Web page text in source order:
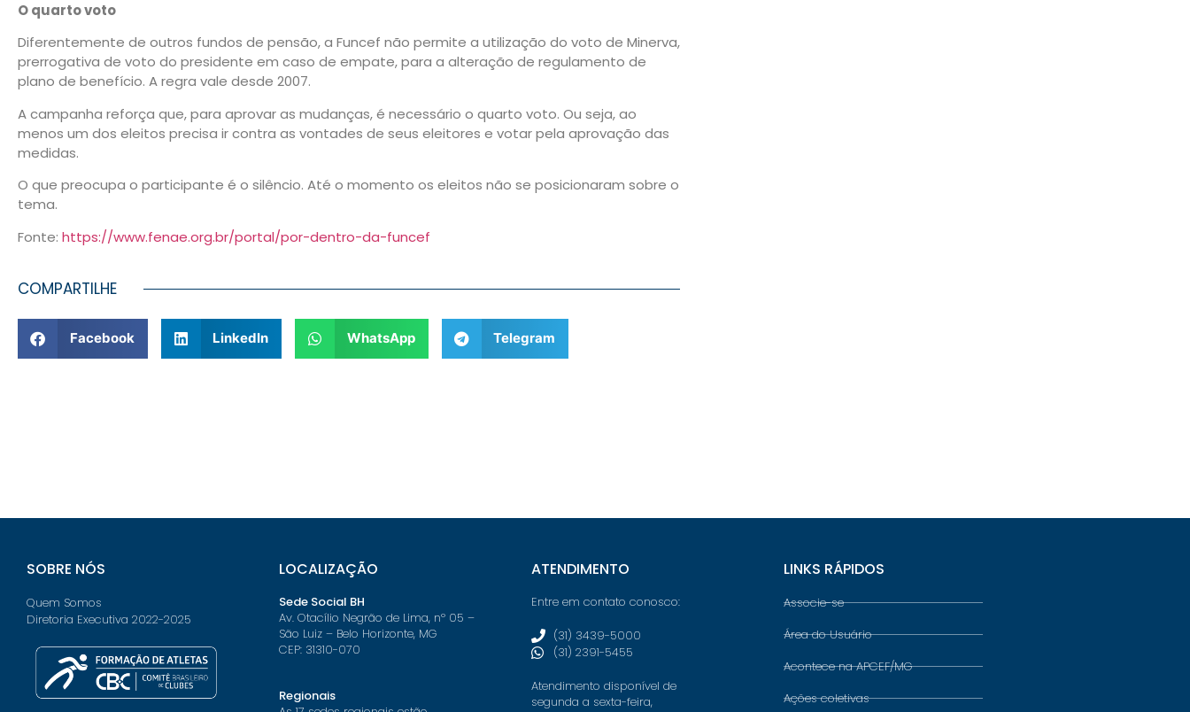
O quarto voto
Diferentemente de outros fundos de pensão, a Funcef não permite a utilização do voto de Minerva,
prerrogativa de voto do presidente em caso de empate, para a alteração de regulamento de
plano de benefício. A regra vale desde 2007.
A campanha reforça que, para aprovar as mudanças, é necessário o quarto voto. Ou seja, ao
menos um dos eleitos precisa ir contra as vontades de seus eleitores e votar pela aprovação das
medidas.
O que preocupa o participante é o silêncio. Até o momento os eleitos não se posicionaram sobre o
tema.
Fonte: https://www.fenae.org.br/portal/por-dentro-da-funcef
COMPARTILHE
Facebook LinkedIn WhatsApp Telegram
SOBRE NÓS
Quem Somos
Diretoria Executiva 2022-2025
LOCALIZAÇÃO
Sede Social BH
Av. Otacílio Negrão de Lima, nº 05 –
São Luiz – Belo Horizonte, MG
CEP: 31310-070
Regionais
ATENDIMENTO
Entre em contato conosco:
(31) 3439-5000
(31) 2391-5455
Atendimento disponível de
segunda a sexta-feira,
LINKS RÁPIDOS
Associe-se
Área do Usuário
Acontece na APCEF/MG
Ações coletivas